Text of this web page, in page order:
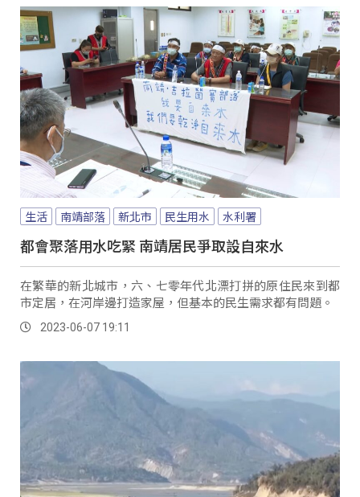
生活 南靖部落 新北市 民生用水 水利署
都會聚落用水吃緊 南靖居民爭取設自來水
在繁華的新北城市，六、七零年代北漂打拼的原住民來到都
市定居，在河岸邊打造家屋，但基本的民生需求都有問題。
2023-06-07 19:11